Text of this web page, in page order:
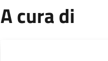
A cura di